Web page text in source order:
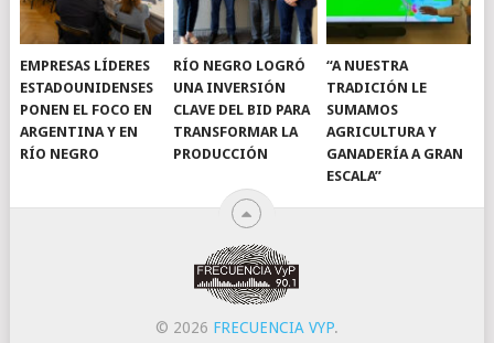
EMPRESAS LÍDERES
ESTADOUNIDENSES
PONEN EL FOCO EN
ARGENTINA Y EN
RÍO NEGRO
RÍO NEGRO LOGRÓ
UNA INVERSIÓN
CLAVE DEL BID PARA
TRANSFORMAR LA
PRODUCCIÓN
“A NUESTRA
TRADICIÓN LE
SUMAMOS
AGRICULTURA Y
GANADERÍA A GRAN
ESCALA”
© 2026 FRECUENCIA VYP.